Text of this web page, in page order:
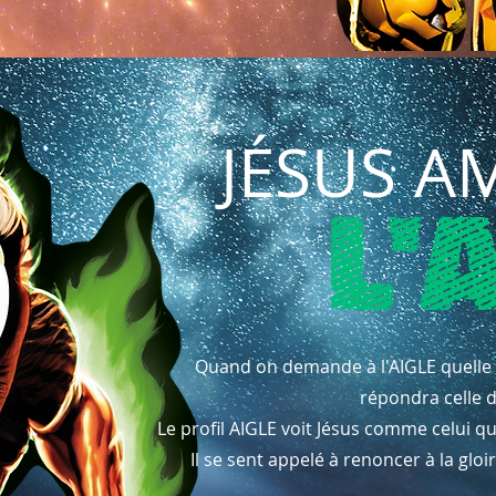
JÉSUS
Quand on demande à l'AIGLE
répondra celle
Le profil AIGLE voit Jésus comme celui
Il se sent appelé à renoncer à la